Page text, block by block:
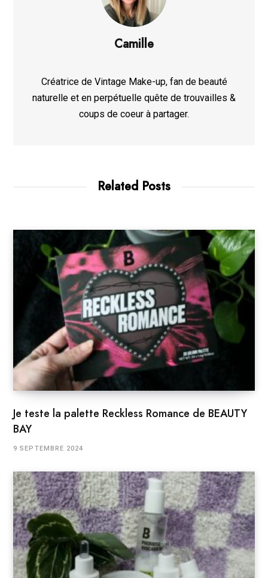
Camille
Créatrice de Vintage Make-up, fan de beauté
naturelle et en perpétuelle quête de trouvailles &
coups de coeur à partager.
Related Posts
Je teste la palette Reckless Romance de BEAUTY
BAY
9 SEPTEMBRE 2024